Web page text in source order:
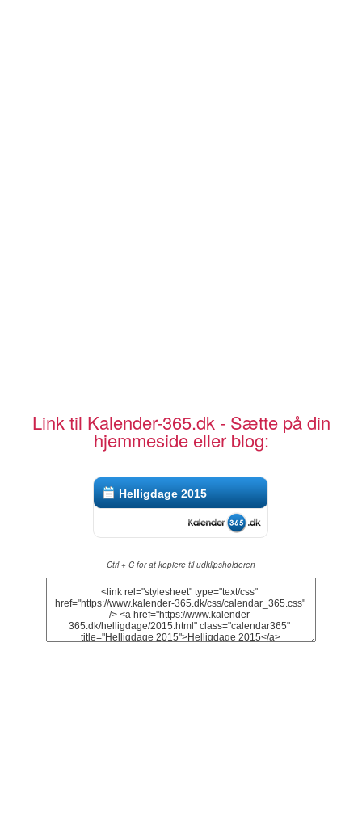
Link til Kalender-365.dk - Sætte på din
hjemmeside eller blog:
Helligdage 2015
Ctrl + C for at kopiere til udklipsholderen